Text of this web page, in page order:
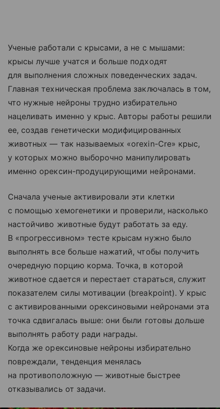
Ученые работали с крысами, а не с мышами:
крысы лучше учатся и больше подходят
для выполнения сложных поведенческих задач.
Главная техническая проблема заключалась в том,
что нужные нейроны трудно избирательно
нацеливать именно у крыс. Авторы работы решили
ее, создав генетически модифицированных
животных — так называемых «orexin-Cre» крыс,
у которых можно выборочно манипулировать
именно орексин-продуцирующими нейронами.
Сначала ученые активировали эти клетки
с помощью хемогенетики и проверили, насколько
настойчиво животные будут работать за еду.
В «прогрессивном» тесте крысам нужно было
выполнять все больше нажатий, чтобы получить
очередную порцию корма. Точка, в которой
животное сдается и перестает стараться, служит
показателем силы мотивации (breakpoint). У крыс
с активированными орексиновыми нейронами эта
точка сдвигалась выше: они были готовы дольше
выполнять работу ради награды.
Когда же орексиновые нейроны избирательно
повреждали, тенденция менялась
на противоположную — животные быстрее
отказывались от задачи.